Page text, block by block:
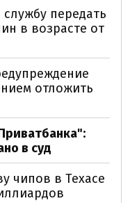
передать
в возрасте от
отложить
в суд
чипов в Техасе